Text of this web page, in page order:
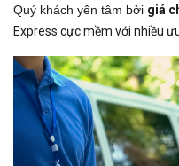
Quý khách yên tâm bởi giá
Express cực mềm với nhiều